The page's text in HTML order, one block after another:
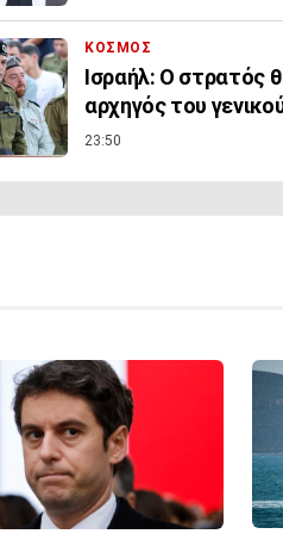
ΚΟΣΜΟΣ
Ισραήλ: Ο στρατός
αρχηγός του
23:50